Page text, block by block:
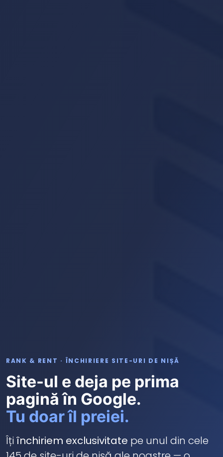
RANK & RENT · ÎNCHIRIERE SITE-URI DE NIȘĂ
Site-ul e deja pe prima
pagină în Google.
Tu doar îl preiei.
Îțiînchiriem exclusivitate pe unul din cele